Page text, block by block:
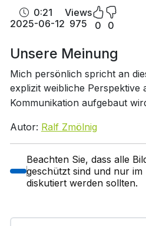
0:21
2025-06-12
Views
975
0 0
Unsere Meinung
Mich persönlich spricht an
explizit weibliche Perspektive
Kommunikation aufgebaut
Autor: Ralf Zmölnig
Beachten Sie, dass alle
geschützt sind und nur im
diskutiert werden sollten.